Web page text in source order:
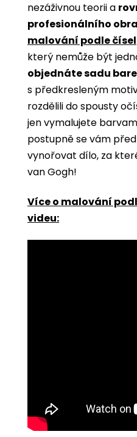
nezáživnou teorii a
profesionálního
malování podle čísel
který nemůže být
objednáte sadu
s předkresleným
rozdělili do spousty
jen vymalujete
postupně se vám
vynořovat dílo, za
van Gogh!
Více o malování
videu: